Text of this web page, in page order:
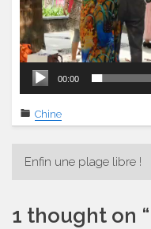
00:00
Chine
Navigation
l’article
Enfin une plage libre !
1 thought on “